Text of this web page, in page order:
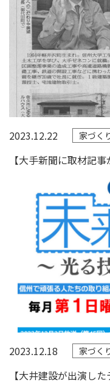
2023.12.22 家づく
【大手新聞に取材記
2023.12.18 家づく
【大井建設が出演し